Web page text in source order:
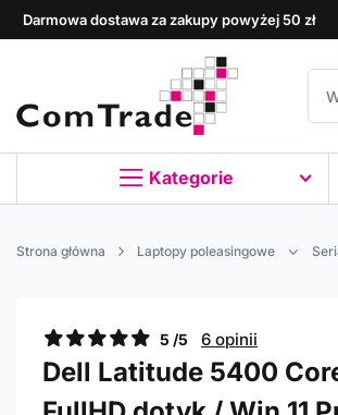
Darmowa dostawa za zakupy powyżej 50 zł
Kategorie
Strona główna Laptopy poleasingowe
5 /5 6 opinii
Dell Latitude 5400